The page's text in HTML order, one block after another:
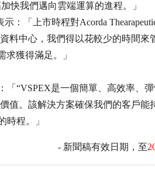
快我們邁向雲端運算的進程。」
示：「上市時程對Acorda
料中心，我們得以花較少的時間來
獲得滿足。」
「“VSPEX是一個簡單、高效率、
值。該解決方案確保我們的客戶能
時程。」
- 新聞稿有效日期，至